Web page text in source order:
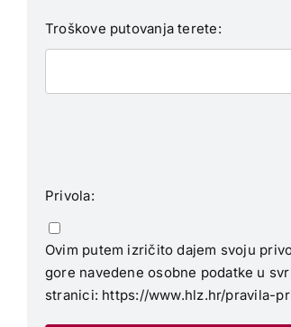
Troškove putovanja terete:
Privola:
Ovim putem izričito dajem svoju
gore navedene osobne podatke u
stranici: https://www.hlz.hr/pravila-